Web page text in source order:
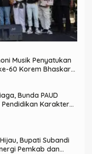
Musik Penyatukan
60 Korem Bhaskara
Bunda PAUD
Pendidikan Karakter
Bupati Subandi
Pemkab dan